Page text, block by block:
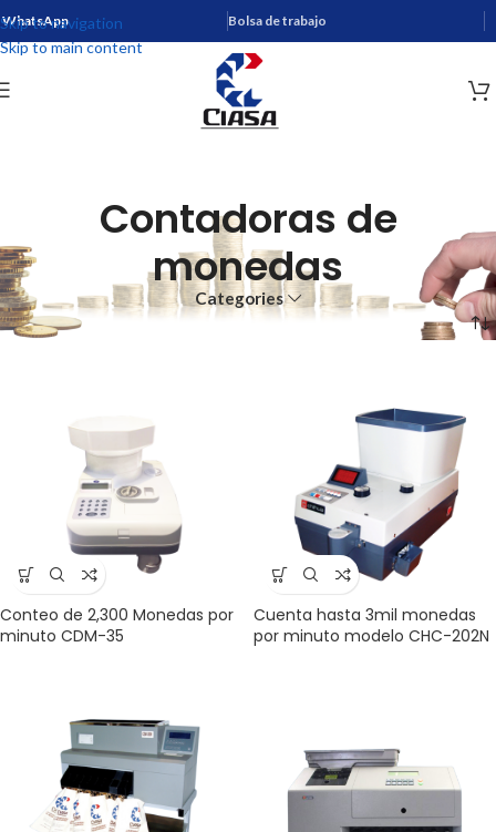
Skip to navigation
Skip to main content
WhatsApp Bolsa de trabajo
Contadoras de
monedas
Categories
Conteo de 2,300 Monedas por
minuto CDM-35
Cuenta hasta 3mil monedas
por minuto modelo CHC-202N